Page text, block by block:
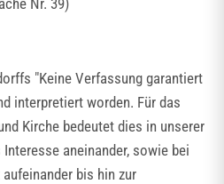
Nr. 39)
"Keine Verfassung garantiert
interpretiert worden. Für das
Kirche bedeutet dies in unserer
aneinander, sowie bei
bis hin zur